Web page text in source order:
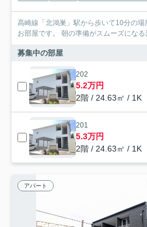
高崎線「北鴻巣」駅から歩いて10分の
お部屋です。 朝の準備がスムーズ
募集中の部屋
202
5.2万円
2階 / 24.63㎡ / 1K
201
5.3万円
2階 / 24.63㎡ / 1K
アパート